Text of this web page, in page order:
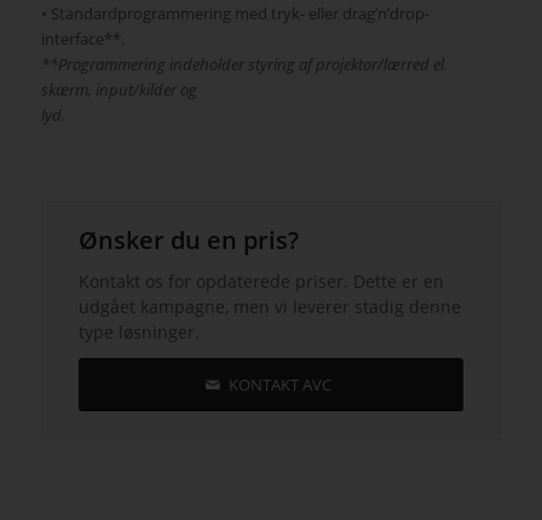
• Standardprogrammering med tryk- eller drag’n’drop-
interface**.
**Programmering indeholder styring af projektor/lærred el.
skærm, input/kilder og
lyd.
Ønsker du en pris?
Kontakt os for opdaterede priser. Dette er en
udgået kampagne, men vi leverer stadig denne
type løsninger.
KONTAKT AVC